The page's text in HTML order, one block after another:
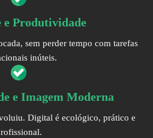
e Produtividade
sem perder tempo com tarefas
inúteis.
e Imagem Moderna
Digital é ecológico, prático e